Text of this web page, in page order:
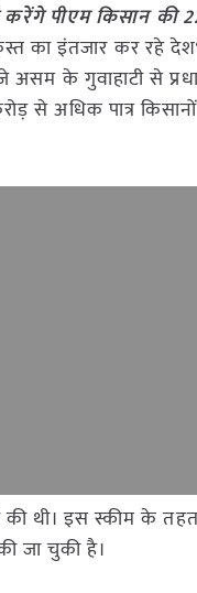
पीएम किसान की
का इंतजार कर रहे
असम के गुवाहाटी से
से अधिक पात्र
की थी। इस स्कीम के
जा चुकी है।